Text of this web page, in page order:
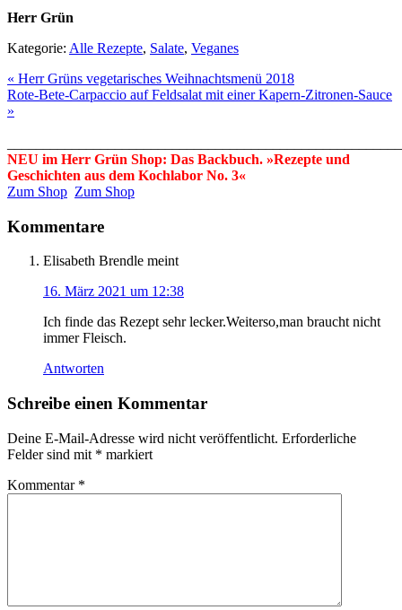
Herr Grün
Kategorie: Alle Rezepte, Salate, Veganes
« Herr Grüns vegetarisches Weihnachtsmenü 2018
Rote-Bete-Carpaccio auf Feldsalat mit einer Kapern-Zitronen-Sauce
»
NEU im Herr Grün Shop: Das Backbuch. »Rezepte und
Geschichten aus dem Kochlabor No. 3«
Zum Shop Zum Shop
Kommentare
Elisabeth Brendle meint
16. März 2021 um 12:38
Ich finde das Rezept sehr lecker.Weiterso,man braucht nicht
immer Fleisch.
Antworten
Schreibe einen Kommentar
Deine E-Mail-Adresse wird nicht veröffentlicht. Erforderliche
Felder sind mit * markiert
Kommentar *